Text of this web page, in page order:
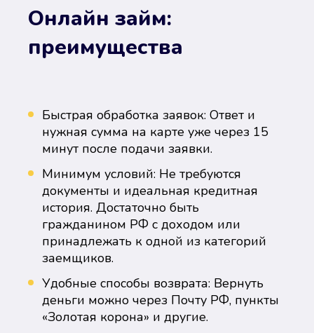
Онлайн займ:
преимущества
Быстрая обработка заявок: Ответ и
нужная сумма на карте уже через 15
минут после подачи заявки.
Минимум условий: Не требуются
документы и идеальная кредитная
история. Достаточно быть
гражданином РФ с доходом или
принадлежать к одной из категорий
заемщиков.
Удобные способы возврата: Вернуть
деньги можно через Почту РФ, пункты
«Золотая корона» и другие.